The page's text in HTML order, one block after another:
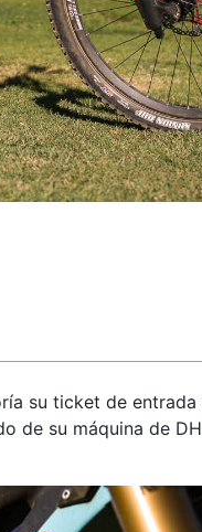
su ticket de
de su máquina de